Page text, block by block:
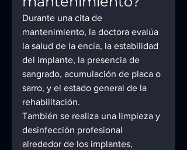
Durante una cita de
mantenimiento, la doctora evalúa
la salud de la encía, la estabilidad
del implante, la presencia de
sangrado, acumulación de placa o
sarro, y el estado general de la
rehabilitación.
También se realiza una limpieza y
desinfección profesional
alrededor de los implantes,